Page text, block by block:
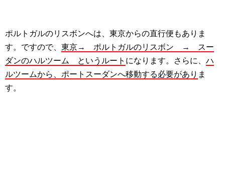
ポルトガルのリスボンへは、東京からの直行便もありま
す。ですので、 東京→ ポルトガルのリスボン → スー
ダンのハルツーム というルート になります。さらに、 ハ
ルツームから、ポートスーダンへ移動する必要があり ま
す。